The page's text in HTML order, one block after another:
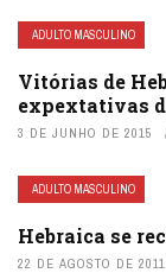
ADULTO MASCULINO
Vitórias de
expextativas
3 DE JUNHO DE 2015
ADULTO MASCULINO
Hebraica se
22 DE AGOSTO DE 2011